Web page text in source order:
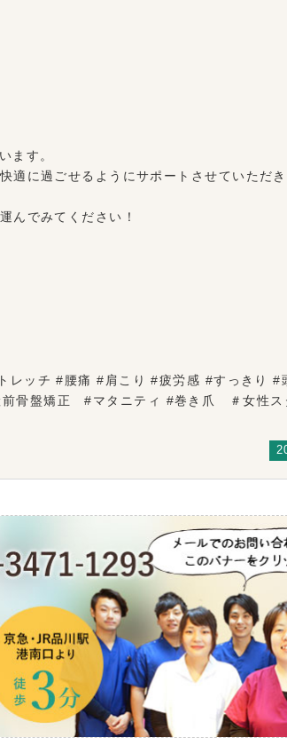
ます。
適に過ごせるようにサポートさせていただ
んでみてください！
レッチ #腰痛 #肩こり #疲労感 #すっきり #
前骨盤矯正 #マタニティ #巻き爪 ＃女性